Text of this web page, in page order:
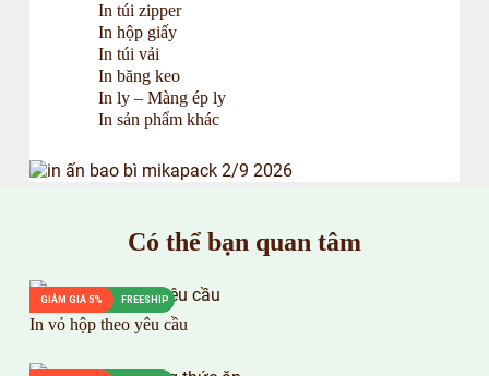
In túi zipper
In hộp giấy
In túi vải
In băng keo
In ly – Màng ép ly
In sản phẩm khác
Có thể bạn quan tâm
GIẢM GIÁ 5% FREESHIP
In vỏ hộp theo yêu cầu